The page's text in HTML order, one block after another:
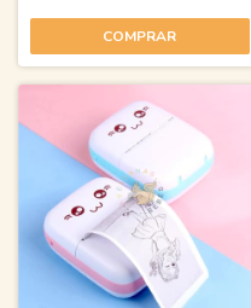
COMPRAR